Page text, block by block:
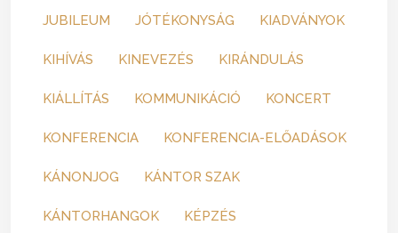
JUBILEUM JÓTÉKONYSÁG KIADVÁNYOK
KIHÍVÁS KINEVEZÉS KIRÁNDULÁS
KIÁLLÍTÁS KOMMUNIKÁCIÓ KONCERT
KONFERENCIA KONFERENCIA-ELŐADÁSOK
KÁNONJOG KÁNTOR SZAK
KÁNTORHANGOK KÉPZÉS